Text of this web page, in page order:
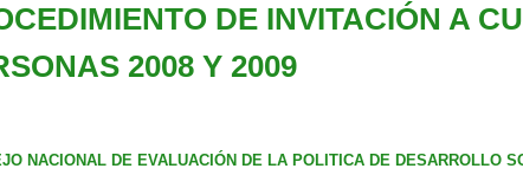
DE INVITACIÓN A
2008 Y 2009
NACIONAL DE EVALUACIÓN DE LA POLITICA DE DESARROLLO